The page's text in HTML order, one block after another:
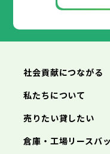
社会貢献につながる
私たちについて
売りたい貸したい
倉庫・工場リースバ